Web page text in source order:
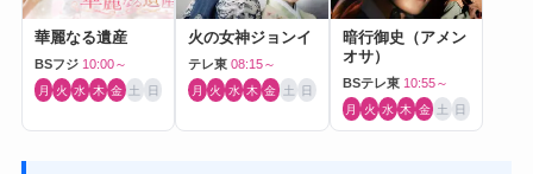
華麗なる遺産
BSフジ 10:00～
月 火 水 木 金 土 日
火の女神ジョンイ
テレ東 08:15～
月 火 水 木 金 土 日
暗行御史（アメン
オサ）
BSテレ東 10:55～
月 火 水 木 金 土 日